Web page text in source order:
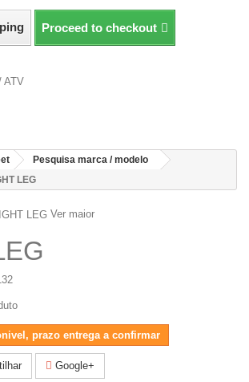
Proceed to checkout
ATV
Pesquisa marca / modelo
LEG
Ver maior
prazo entrega a confirmar
Google+